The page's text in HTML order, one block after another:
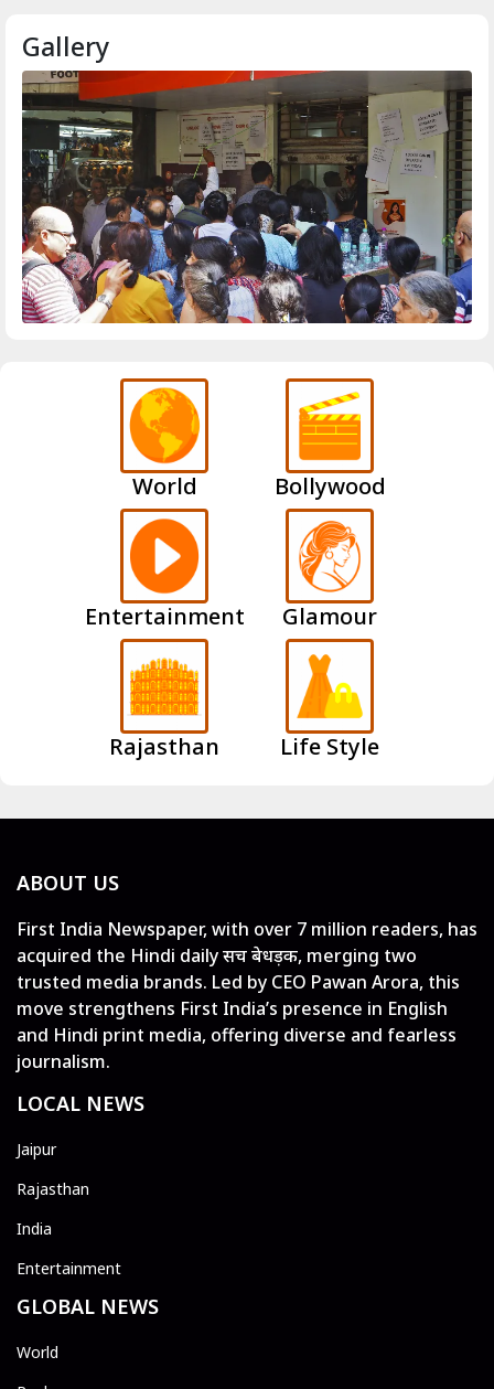
Gallery
World Bollywood
Entertainment Glamour
Rajasthan Life Style
ABOUT US
First India Newspaper, with over 7 million readers, has
acquired the Hindi daily सच बेधड़क, merging two
trusted media brands. Led by CEO Pawan Arora, this
move strengthens First India’s presence in English
and Hindi print media, offering diverse and fearless
journalism.
LOCAL NEWS
Jaipur
Rajasthan
India
Entertainment
GLOBAL NEWS
World